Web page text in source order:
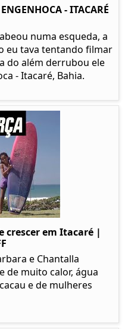
- ITACARÉ
numa esqueda, a
eu tava tentando filmar
do além derrubou ele
- Itacaré, Bahia.
crescer em Itacaré |
e Chantalla
de muito calor, água
e de mulheres